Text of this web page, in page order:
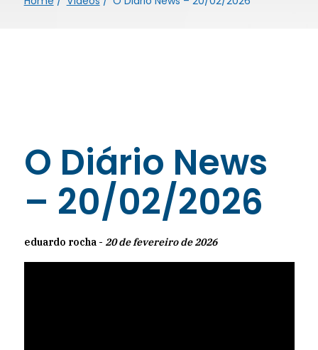
O Diário News
– 20/02/2026
eduardo rocha - 20 de fevereiro de 2026